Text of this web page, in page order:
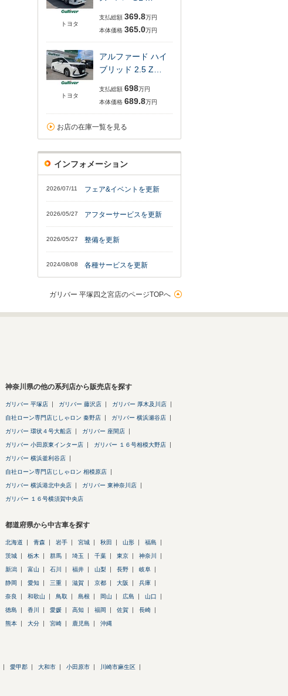
トヨタ
支払総額 369.8万円
本体価格 365.0万円
トヨタ
アルファード ハイ
ブリッド 2.5 Z…
支払総額 698万円
本体価格 689.8万円
お店の在庫一覧を見る
インフォメーション
2026/07/11 フェア&イベントを更新
2026/05/27 アフターサービスを更新
2026/05/27 整備を更新
2024/08/08 各種サービスを更新
ガリバー 平塚四之宮店のページTOPへ
神奈川県の他の系列店から販売店を探す
ガリバー 平塚店 ガリバー 藤沢店 ガリバー 厚木及川店
自社ローン専門店じしゃロン 秦野店 ガリバー 横浜瀬谷店
ガリバー 環状４号大船店 ガリバー 座間店
ガリバー 小田原東インター店 ガリバー １６号相模大野店
ガリバー 横浜釜利谷店
自社ローン専門店じしゃロン 相模原店
ガリバー 横浜港北中央店 ガリバー 東神奈川店
ガリバー １６号横須賀中央店
都道府県から中古車を探す
北海道 青森 岩手 宮城 秋田 山形 福島
茨城 栃木 群馬 埼玉 千葉 東京 神奈川
新潟 富山 石川 福井 山梨 長野 岐阜
静岡 愛知 三重 滋賀 京都 大阪 兵庫
奈良 和歌山 鳥取 島根 岡山 広島 山口
徳島 香川 愛媛 高知 福岡 佐賀 長崎
熊本 大分 宮崎 鹿児島 沖縄
愛甲郡 大和市 小田原市 川崎市麻生区